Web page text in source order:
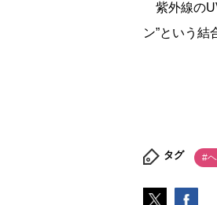
紫外線の
ン”という結
タグ #